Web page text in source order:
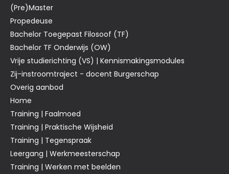
(Pre)Master
Propedeuse
Bachelor Toegepast Filosoof (TF)
Bachelor TF Onderwijs (OW)
Vrije studierichting (VS) | Kennismakingsmodules
Zij-instroomtraject - docent Burgerschap
Overig aanbod
Home
Training | Faalmoed
Training | Praktische Wijsheid
Training | Tegenspraak
Leergang | Werkmeesterschap
Training | Werken met beelden